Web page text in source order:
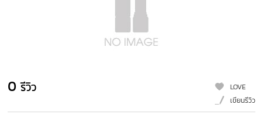
0 รีวิว
LOVE
เขียนรีวิว